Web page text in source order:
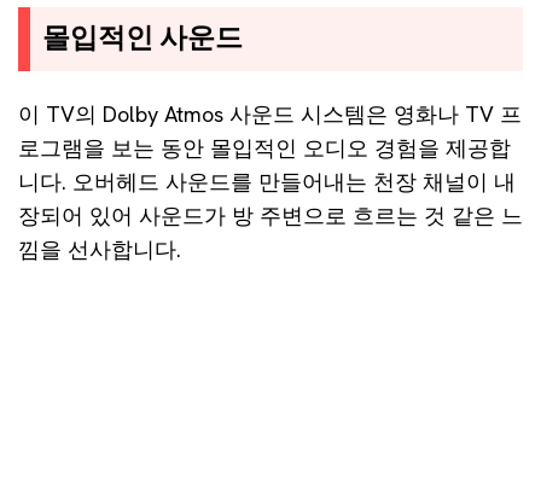
몰입적인 사운드
이 TV의 Dolby Atmos 사운드 시스템은 영화나 TV 프
로그램을 보는 동안 몰입적인 오디오 경험을 제공합
니다. 오버헤드 사운드를 만들어내는 천장 채널이 내
장되어 있어 사운드가 방 주변으로 흐르는 것 같은 느
낌을 선사합니다.